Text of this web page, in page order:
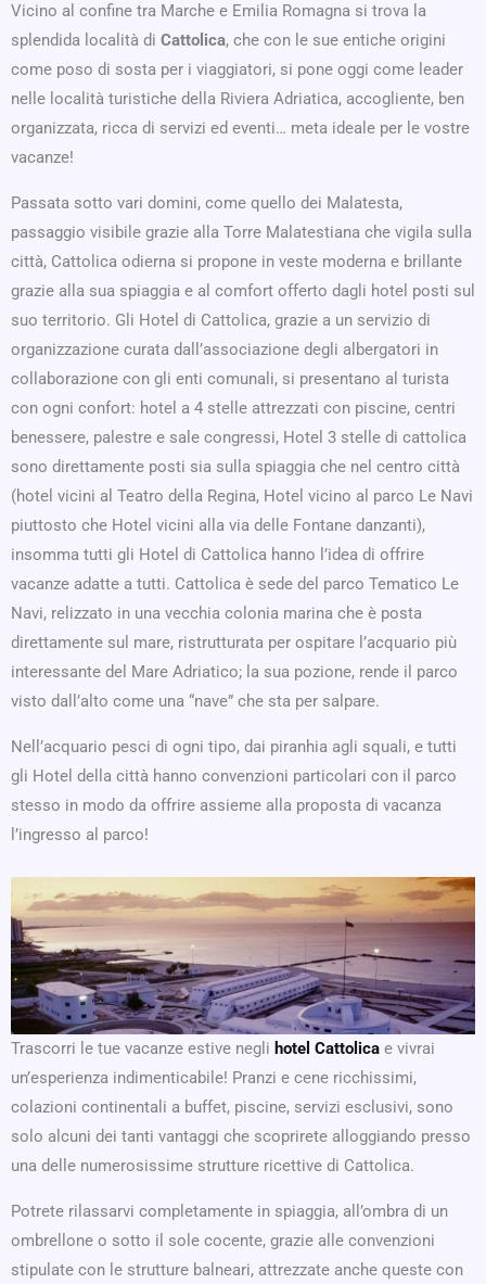
Vicino al confine tra Marche e Emilia Romagna si trova la
splendida località di Cattolica, che con le sue entiche origini
come poso di sosta per i viaggiatori, si pone oggi come leader
nelle località turistiche della Riviera Adriatica, accogliente, ben
organizzata, ricca di servizi ed eventi… meta ideale per le vostre
vacanze!
Passata sotto vari domini, come quello dei Malatesta,
passaggio visibile grazie alla Torre Malatestiana che vigila sulla
città, Cattolica odierna si propone in veste moderna e brillante
grazie alla sua spiaggia e al comfort offerto dagli hotel posti sul
suo territorio. Gli Hotel di Cattolica, grazie a un servizio di
organizzazione curata dall’associazione degli albergatori in
collaborazione con gli enti comunali, si presentano al turista
con ogni confort: hotel a 4 stelle attrezzati con piscine, centri
benessere, palestre e sale congressi, Hotel 3 stelle di cattolica
sono direttamente posti sia sulla spiaggia che nel centro città
(hotel vicini al Teatro della Regina, Hotel vicino al parco Le Navi
piuttosto che Hotel vicini alla via delle Fontane danzanti),
insomma tutti gli Hotel di Cattolica hanno l’idea di offrire
vacanze adatte a tutti. Cattolica è sede del parco Tematico Le
Navi, relizzato in una vecchia colonia marina che è posta
direttamente sul mare, ristrutturata per ospitare l’acquario più
interessante del Mare Adriatico; la sua pozione, rende il parco
visto dall’alto come una “nave” che sta per salpare.
Nell’acquario pesci di ogni tipo, dai piranhia agli squali, e tutti
gli Hotel della città hanno convenzioni particolari con il parco
stesso in modo da offrire assieme alla proposta di vacanza
l’ingresso al parco!
Trascorri le tue vacanze estive negli hotel Cattolica e vivrai
un’esperienza indimenticabile! Pranzi e cene ricchissimi,
colazioni continentali a buffet, piscine, servizi esclusivi, sono
solo alcuni dei tanti vantaggi che scoprirete alloggiando presso
una delle numerosissime strutture ricettive di Cattolica.
Potrete rilassarvi completamente in spiaggia, all’ombra di un
ombrellone o sotto il sole cocente, grazie alle convenzioni
stipulate con le strutture balneari, attrezzate anche queste con